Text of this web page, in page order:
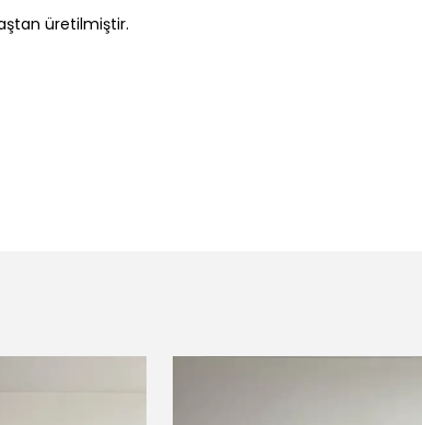
üretilmiştir.